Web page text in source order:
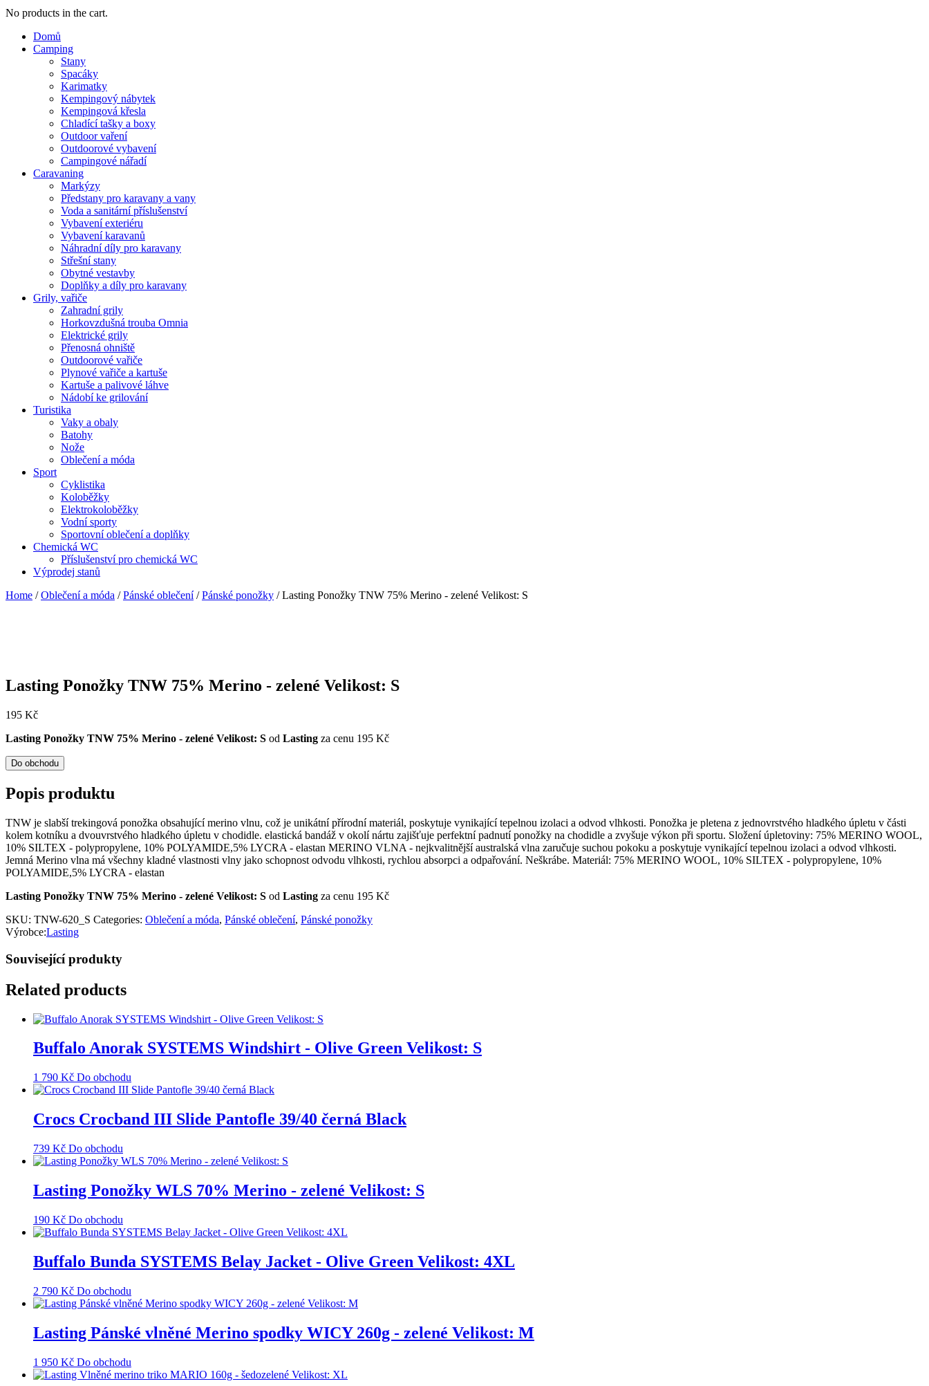
No products in the cart.
Domů
Camping
Stany
Spacáky
Karimatky
Kempingový nábytek
Kempingová křesla
Chladící tašky a boxy
Outdoor vaření
Outdoorové vybavení
Campingové nářadí
Caravaning
Markýzy
Předstany pro karavany a vany
Voda a sanitární příslušenství
Vybavení exteriéru
Vybavení karavanů
Náhradní díly pro karavany
Střešní stany
Obytné vestavby
Doplňky a díly pro karavany
Grily, vařiče
Zahradní grily
Horkovzdušná trouba Omnia
Elektrické grily
Přenosná ohniště
Outdoorové vařiče
Plynové vařiče a kartuše
Kartuše a palivové láhve
Nádobí ke grilování
Turistika
Vaky a obaly
Batohy
Nože
Oblečení a móda
Sport
Cyklistika
Koloběžky
Elektrokoloběžky
Vodní sporty
Sportovní oblečení a doplňky
Chemická WC
Příslušenství pro chemická WC
Výprodej stanů
Home /Oblečení a móda /Pánské oblečení/Pánské ponožky / Lasting Ponožky TNW 75% Merino - zelené Velikost: S
Lasting Ponožky TNW 75% Merino - zelené Velikost: S
195 Kč
Lasting Ponožky TNW 75% Merino - zelené Velikost: S od Lasting za cenu 195 Kč
Do obchodu
Popis produktu
TNW je slabší trekingová ponožka obsahující merino vlnu, což je unikátní přírodní materiál, poskytuje vynikající tepelnou izolaci a odvod vlhkosti. Ponožka je pletena z jednovrstvého hladkého úpletu v části
kolem kotníku a dvouvrstvého hladkého úpletu v chodidle. elastická bandáž v okolí nártu zajišťuje perfektní padnutí ponožky na chodidle a zvyšuje výkon při sportu. Složení úpletoviny: 75% MERINO WOOL,
10% SILTEX - polypropylene, 10% POLYAMIDE,5% LYCRA - elastan MERINO VLNA - nejkvalitnější australská vlna zaručuje suchou pokoku a poskytuje vynikající tepelnou izolaci a odvod vlhkosti.
Jemná Merino vlna má všechny kladné vlastnosti vlny jako schopnost odvodu vlhkosti, rychlou absorpci a odpařování. Neškrábe. Materiál: 75% MERINO WOOL, 10% SILTEX - polypropylene, 10%
POLYAMIDE,5% LYCRA - elastan
Lasting Ponožky TNW 75% Merino - zelené Velikost: S od Lasting za cenu 195 Kč
SKU: TNW-620_S Categories: Oblečení a móda, Pánské oblečení, Pánské ponožky
Výrobce:Lasting
Související produkty
Related products
Buffalo Anorak SYSTEMS Windshirt - Olive Green Velikost: S
1 790 Kč Do obchodu
Crocs Crocband III Slide Pantofle 39/40 černá Black
739 Kč Do obchodu
Lasting Ponožky WLS 70% Merino - zelené Velikost: S
190 Kč Do obchodu
Buffalo Bunda SYSTEMS Belay Jacket - Olive Green Velikost: 4XL
2 790 Kč Do obchodu
Lasting Pánské vlněné Merino spodky WICY 260g - zelené Velikost: M
1 950 Kč Do obchodu